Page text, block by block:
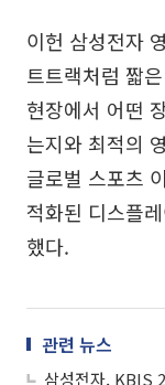
이헌 삼성전자
트트랙처럼 짧
현장에서 어떤
는지와 최적의
글로벌 스포츠
적화된 디스플
했다.
관련 뉴스